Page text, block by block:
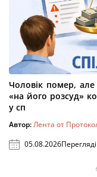
Чоловік помер,
«на його розсуд»
у сп
Автор:Лента от
05.08.2026